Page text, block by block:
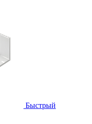
Быстрый